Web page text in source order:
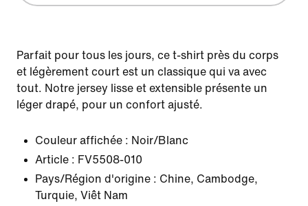
Parfait pour tous les jours, ce t-shirt près du corps
et légèrement court est un classique qui va avec
tout. Notre jersey lisse et extensible présente un
léger drapé, pour un confort ajusté.
Couleur affichée : Noir/Blanc
Article : FV5508-010
Pays/Région d'origine : Chine, Cambodge,
Turquie, Viêt Nam